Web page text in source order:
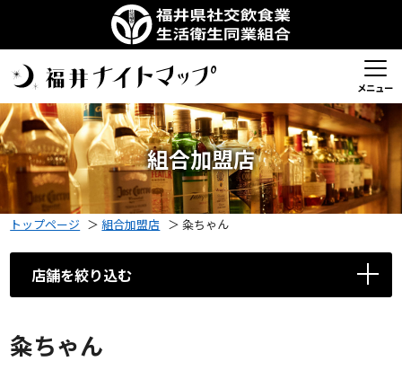
メニュー
組合加盟店
トップページ ＞組合加盟店 ＞ 粂ちゃん
店舗を絞り込む
粂ちゃん